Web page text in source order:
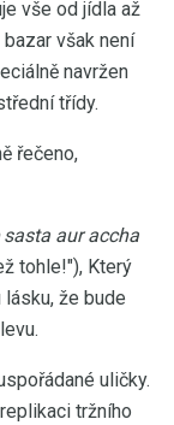
vše od jídla až
však není
navržen
třídy.
řečeno,
sasta aur accha
tohle!"), Který
že bude
uličky.
tržního